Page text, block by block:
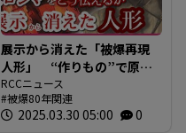
展示から消えた「被爆再現
人形」 “作りもの”で原爆
を伝えるとは 現代アート
作家が調査研究 人形の持
つ “力” と “危うさ”
RCCニュース
被爆80年関連
2025.03.30 05:00 0